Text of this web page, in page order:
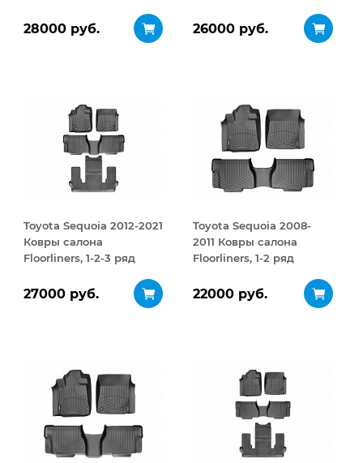
28000 руб. 26000 руб.
Toyota Sequoia 2012-2021
Ковры салона
Floorliners, 1-2-3 ряд
27000 руб.
Toyota Sequoia 2008-
2011 Ковры салона
Floorliners, 1-2 ряд
22000 руб.